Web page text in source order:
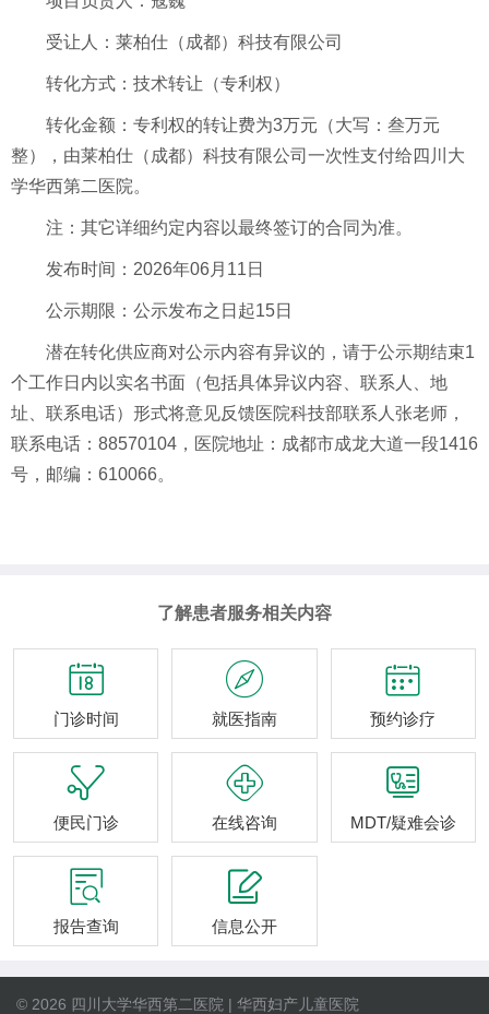
受让人：莱柏仕（成都）科技有限公司
转化方式：技术转让（专利权）
转化金额：专利权的转让费为3万元（大写：叁万元
整），由莱柏仕（成都）科技有限公司一次性支付给四川大
学华西第二医院。
注：其它详细约定内容以最终签订的合同为准。
发布时间：2026年06月11日
公示期限：公示发布之日起15日
潜在转化供应商对公示内容有异议的，请于公示期结束1
个工作日内以实名书面（包括具体异议内容、联系人、地
址、联系电话）形式将意见反馈医院科技部联系人张老师，
联系电话：88570104，医院地址：成都市成龙大道一段1416
号，邮编：610066。
了解患者服务相关内容

门诊时间

就医指南

预约诊疗

便民门诊

在线咨询

MDT/疑难会诊

报告查询

信息公开
© 2026 四川大学华西第二医院 | 华西妇产儿童医院